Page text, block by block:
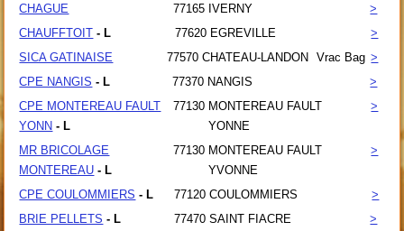
CHAGUE
77165 IVERNY
>
CHAUFFTOIT - L 77620 EGREVILLE
>
SICA GATINAISE
77570 CHATEAU-LANDON Vrac Bag >
CPE NANGIS - L 77370 NANGIS
>
CPE MONTEREAU FAULT
YONN - L
77130 MONTEREAU FAULT
YONNE
>
MR BRICOLAGE
MONTEREAU - L
77130 MONTEREAU FAULT
YVONNE
>
CPE COULOMMIERS - L 77120 COULOMMIERS
>
BRIE PELLETS - L 77470 SAINT FIACRE
>